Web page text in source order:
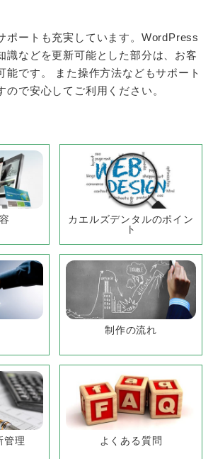
ポートも充実しています。WordPress
識などを更新可能とした部分は、お客
能です。
また操作方法などもサポート
ので安心してご利用ください。
カエルズデンタルのポイン
ト
制作の流れ
管理 よくある質問